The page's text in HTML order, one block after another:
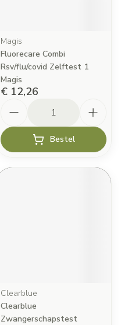
Magis
Fluorecare Combi
Rsv/flu/covid Zelftest 1
Magis
€ 12,26
Bestel
Clearblue
Clearblue
Zwangerschapstest